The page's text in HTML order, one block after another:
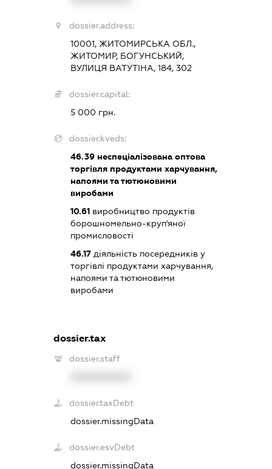
dossier.address:
10001, ЖИТОМИРСЬКА ОБЛ.,
ЖИТОМИР, БОГУНСЬКИЙ,
ВУЛИЦЯ ВАТУТІНА, 184, 302
dossier.capital:
5 000 грн.
dossier.kveds:
46.39 неспеціалізована оптова
торгівля продуктами харчування,
напоями та тютюновими
виробами
10.61 виробництво продуктів
борошномельно-круп'яної
промисловості
46.17 діяльність посередників у
торгівлі продуктами харчування,
напоями та тютюновими
виробами
dossier.tax
dossier.staff
dossier.taxDebt
dossier.missingData
dossier.esvDebt
dossier.missingData